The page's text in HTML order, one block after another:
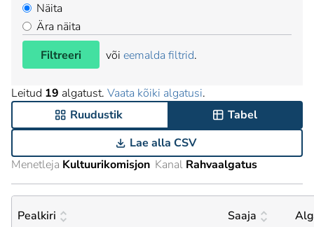
Näita
Ära näita
Filtreeri
või eemalda filtrid.
Leitud 19 algatust. Vaata kõiki algatusi.
Ruudustik
Tabel
Lae alla CSV
Menetleja Kultuurikomisjon Kanal Rahvaalgatus
Pealkiri Saaja